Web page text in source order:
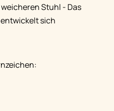
Stuhl - Das
sich